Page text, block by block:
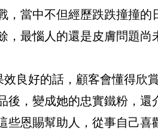
，當中不但經歷跌跌撞撞
，最惱人的還是皮膚問題尚
良好的話，顧客會懂得欣
後，變成她的忠實鐵粉，還
些恩賜幫助人，從事自己